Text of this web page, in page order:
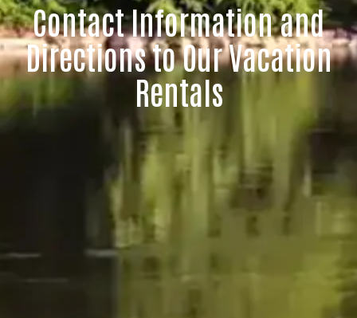
Contact Information and
Directions to Our Vacation
Rentals